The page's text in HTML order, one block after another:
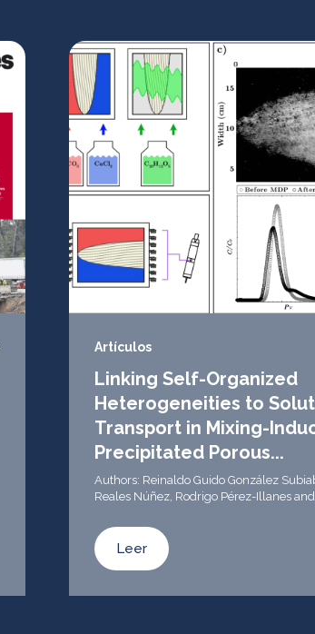
Artículos
Linking Self-Organized
Heterogeneities to
Transport in Mixing-
Precipitated Porous...
Authors: Reinaldo Guido González
Reales Núñez, Rodrigo Pérez-Illanes
Leer